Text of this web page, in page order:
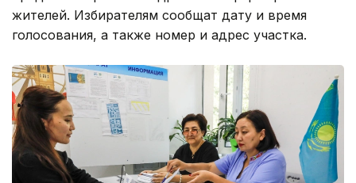
жителей. Избирателям сообщат дату и время
голосования, а также номер и адрес участка.